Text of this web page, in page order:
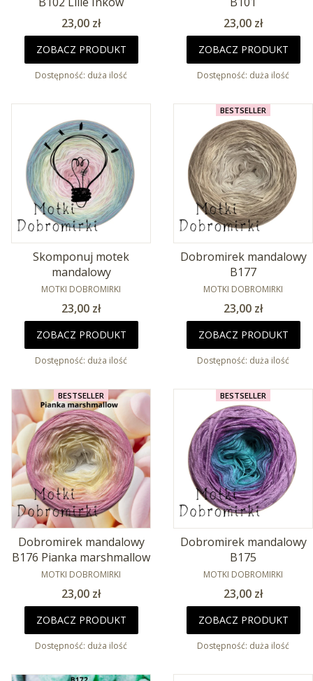
Cena
23,00 zł
ZOBACZ PRODUKT
Dostępność: duża ilość
Cena
23,00 zł
ZOBACZ PRODUKT
Dostępność: duża ilość
Skomponuj motek
mandalowy
PRODUCENT
MOTKI DOBROMIRKI
Cena
23,00 zł
ZOBACZ PRODUKT
Dostępność: duża ilość
BESTSELLER
Dobromirek mandalowy
B177
PRODUCENT
MOTKI DOBROMIRKI
Cena
23,00 zł
ZOBACZ PRODUKT
Dostępność: duża ilość
BESTSELLER
Dobromirek mandalowy
B176 Pianka marshmallow
PRODUCENT
MOTKI DOBROMIRKI
Cena
23,00 zł
ZOBACZ PRODUKT
Dostępność: duża ilość
BESTSELLER
Dobromirek mandalowy
B175
PRODUCENT
MOTKI DOBROMIRKI
Cena
23,00 zł
ZOBACZ PRODUKT
Dostępność: duża ilość